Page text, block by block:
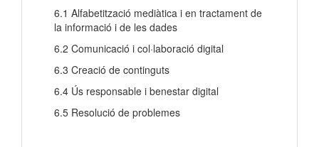
6.1 Alfabetització mediàtica i en tractament de
la informació i de les dades
6.2 Comunicació i col·laboració digital
6.3 Creació de continguts
6.4 Ús responsable i benestar digital
6.5 Resolució de problemes